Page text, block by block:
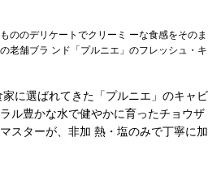
ののデリケートでクリーミ ーな食感をそのま
老舗ブラ ンド「プルニエ」のフレッシュ・キ
に選ばれてきた「プルニエ」のキャビ
ル豊かな水で健やかに育ったチョウザ
スターが、非加 熱・塩のみで丁寧に加